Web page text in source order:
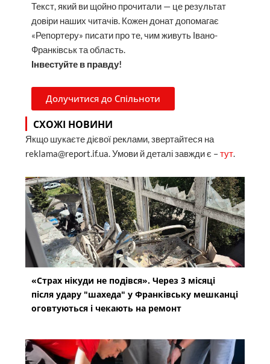
Текст, який ви щойно прочитали — це результат
довіри наших читачів. Кожен донат допомагає
«Репортеру» писати про те, чим живуть Івано-
Франківськ та область.
Інвестуйте в правду!
Долучитися до Спільноти
СХОЖІ НОВИНИ
Якщо шукаєте дієвої реклами, звертайтеся на
reklama@report.if.ua. Умови й деталі завжди є –тут.
«Страх нікуди не подівся». Через 3 місяці
після удару "шахеда" у Франківську мешканці
оговтуються і чекають на ремонт